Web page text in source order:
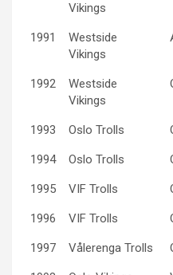
Vikings
1991
Westside
Vikings
1992
Westside
Vikings
1993 Oslo Trolls
1994 Oslo Trolls
1995 VIF Trolls
1996 VIF Trolls
1997 Vålerenga Trolls